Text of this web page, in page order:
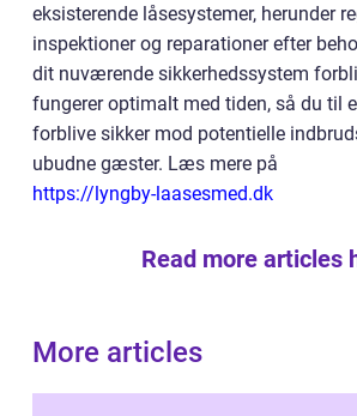
eksisterende låsesystemer, herunder
inspektioner og reparationer efter
dit nuværende sikkerhedssystem
fungerer optimalt med tiden, så du til
forblive sikker mod potentielle
ubudne gæster. Læs mere på
https://lyngby-laasesmed.dk
Read more articles
More articles